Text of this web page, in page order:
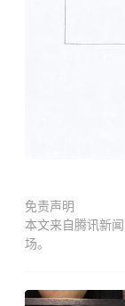
免责声明
本文来自腾讯新
场。